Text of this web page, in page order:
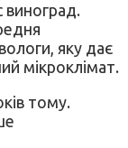
виноград.
яку дає
мікроклімат.
тому.